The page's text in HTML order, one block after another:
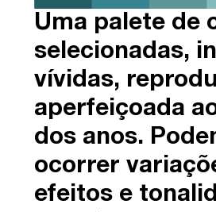
Uma palete de
selecionadas,
vívidas,
aperfeiçoada
dos anos.
ocorrer
efeitos e